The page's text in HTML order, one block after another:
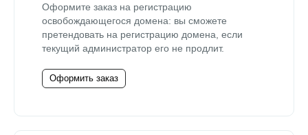
Оформите заказ на регистрацию
освобождающегося домена: вы сможете
претендовать на регистрацию домена, если
текущий администратор его не продлит.
Оформить заказ